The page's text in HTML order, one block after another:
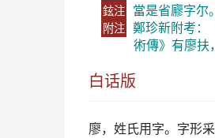
鉉注 當是省廫字尔。
附注 鄭珍新附考：
術傳》有廖扶
白话版
廖，姓氏用字。字形